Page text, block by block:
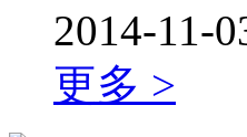
2014-11-
更多 >